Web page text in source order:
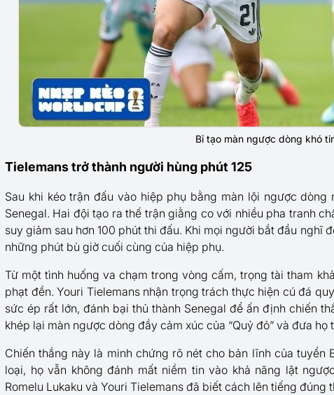
Bỉ tạo màn ngược dòng khó
Tielemans trở thành người hùng phút 125
Sau khi kéo trận đấu vào hiệp phụ bằng màn lội ngược
Senegal. Hai đội tạo ra thế trận giằng co với nhiều pha tranh
suy giảm sau hơn 100 phút thi đấu. Khi mọi người bắt đầu nghĩ
những phút bù giờ cuối cùng của hiệp phụ.
Từ một tình huống va chạm trong vòng cấm, trọng tài tham
phạt đền. Youri Tielemans nhận trọng trách thực hiện cú đá
sức ép rất lớn, đánh bại thủ thành Senegal để ấn định chiến
khép lại màn ngược dòng đầy cảm xúc của “Quỷ đỏ” và đưa
Chiến thắng này là minh chứng rõ nét cho bản lĩnh của
loại, họ vẫn không đánh mất niềm tin vào khả năng lật
Romelu Lukaku và Youri Tielemans đã biết cách lên tiếng đúng